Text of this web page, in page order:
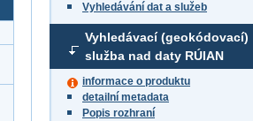
Vyhledávání dat a služeb
Vyhledávací (geokódovací)
služba nad daty RÚIAN
informace o produktu
detailní metadata
Popis rozhraní